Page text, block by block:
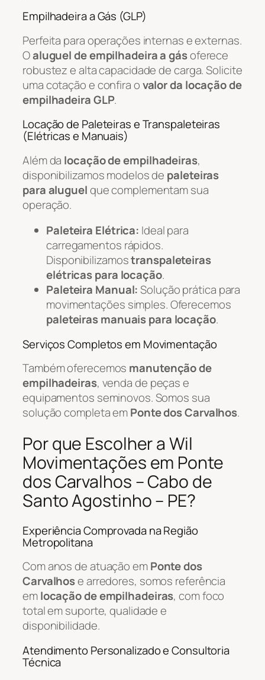
Empilhadeira a Gás (GLP)
Perfeita para operações internas e externas.
Oaluguel de empilhadeira a gásoferece
robustez e alta capacidade de carga. Solicite
uma cotação e confira ovalor da locação de
empilhadeira GLP.
Locação de Paleteiras e Transpaleteiras
(Elétricas e Manuais)
Além da locação de empilhadeiras,
disponibilizamos modelos de paleteiras
para aluguelque complementam sua
operação.
Paleteira Elétrica: Ideal para
carregamentos rápidos.
Disponibilizamostranspaleteiras
elétricas para locação.
Paleteira Manual:Solução prática para
movimentações simples. Oferecemos
paleteiras manuais para locação.
Serviços Completos em Movimentação
Também oferecemos manutenção de
empilhadeiras, venda de peças e
equipamentos seminovos. Somos sua
solução completa emPonte dos Carvalhos.
Por que Escolher a Wil
Movimentações em Ponte
dos Carvalhos – Cabo de
Santo Agostinho – PE?
Experiência Comprovada na Região
Metropolitana
Com anos de atuação emPonte dos
Carvalhose arredores, somos referência
emlocação de empilhadeiras, com foco
total em suporte, qualidade e
disponibilidade.
Atendimento Personalizado e Consultoria
Técnica